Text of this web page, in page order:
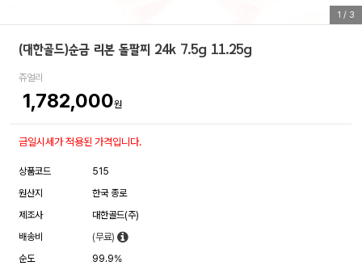
1 / 3
(대한골드)순금 리본 돌팔찌 24k 7.5g 11.25g
쥬얼리
1,782,000원
금일시세가 적용된 가격입니다.
상품코드
515
원산지
한국 종로
제조사
대한골드(주)
배송비
(무료)
순도
99.9%